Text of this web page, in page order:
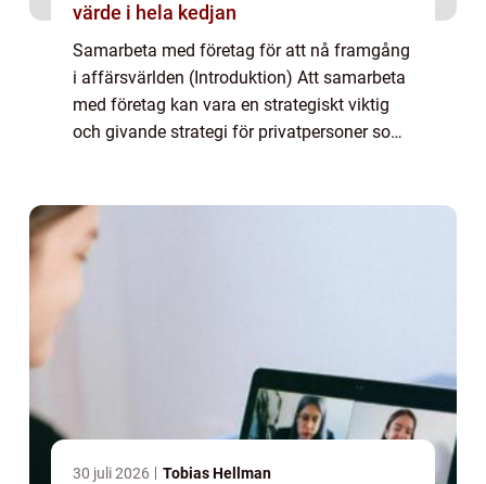
värde i hela kedjan
Samarbeta med företag för att nå framgång
i affärsvärlden (Introduktion) Att samarbeta
med företag kan vara en strategiskt viktig
och givande strategi för privatpersoner som
30 juli 2026 Tobias Hellman